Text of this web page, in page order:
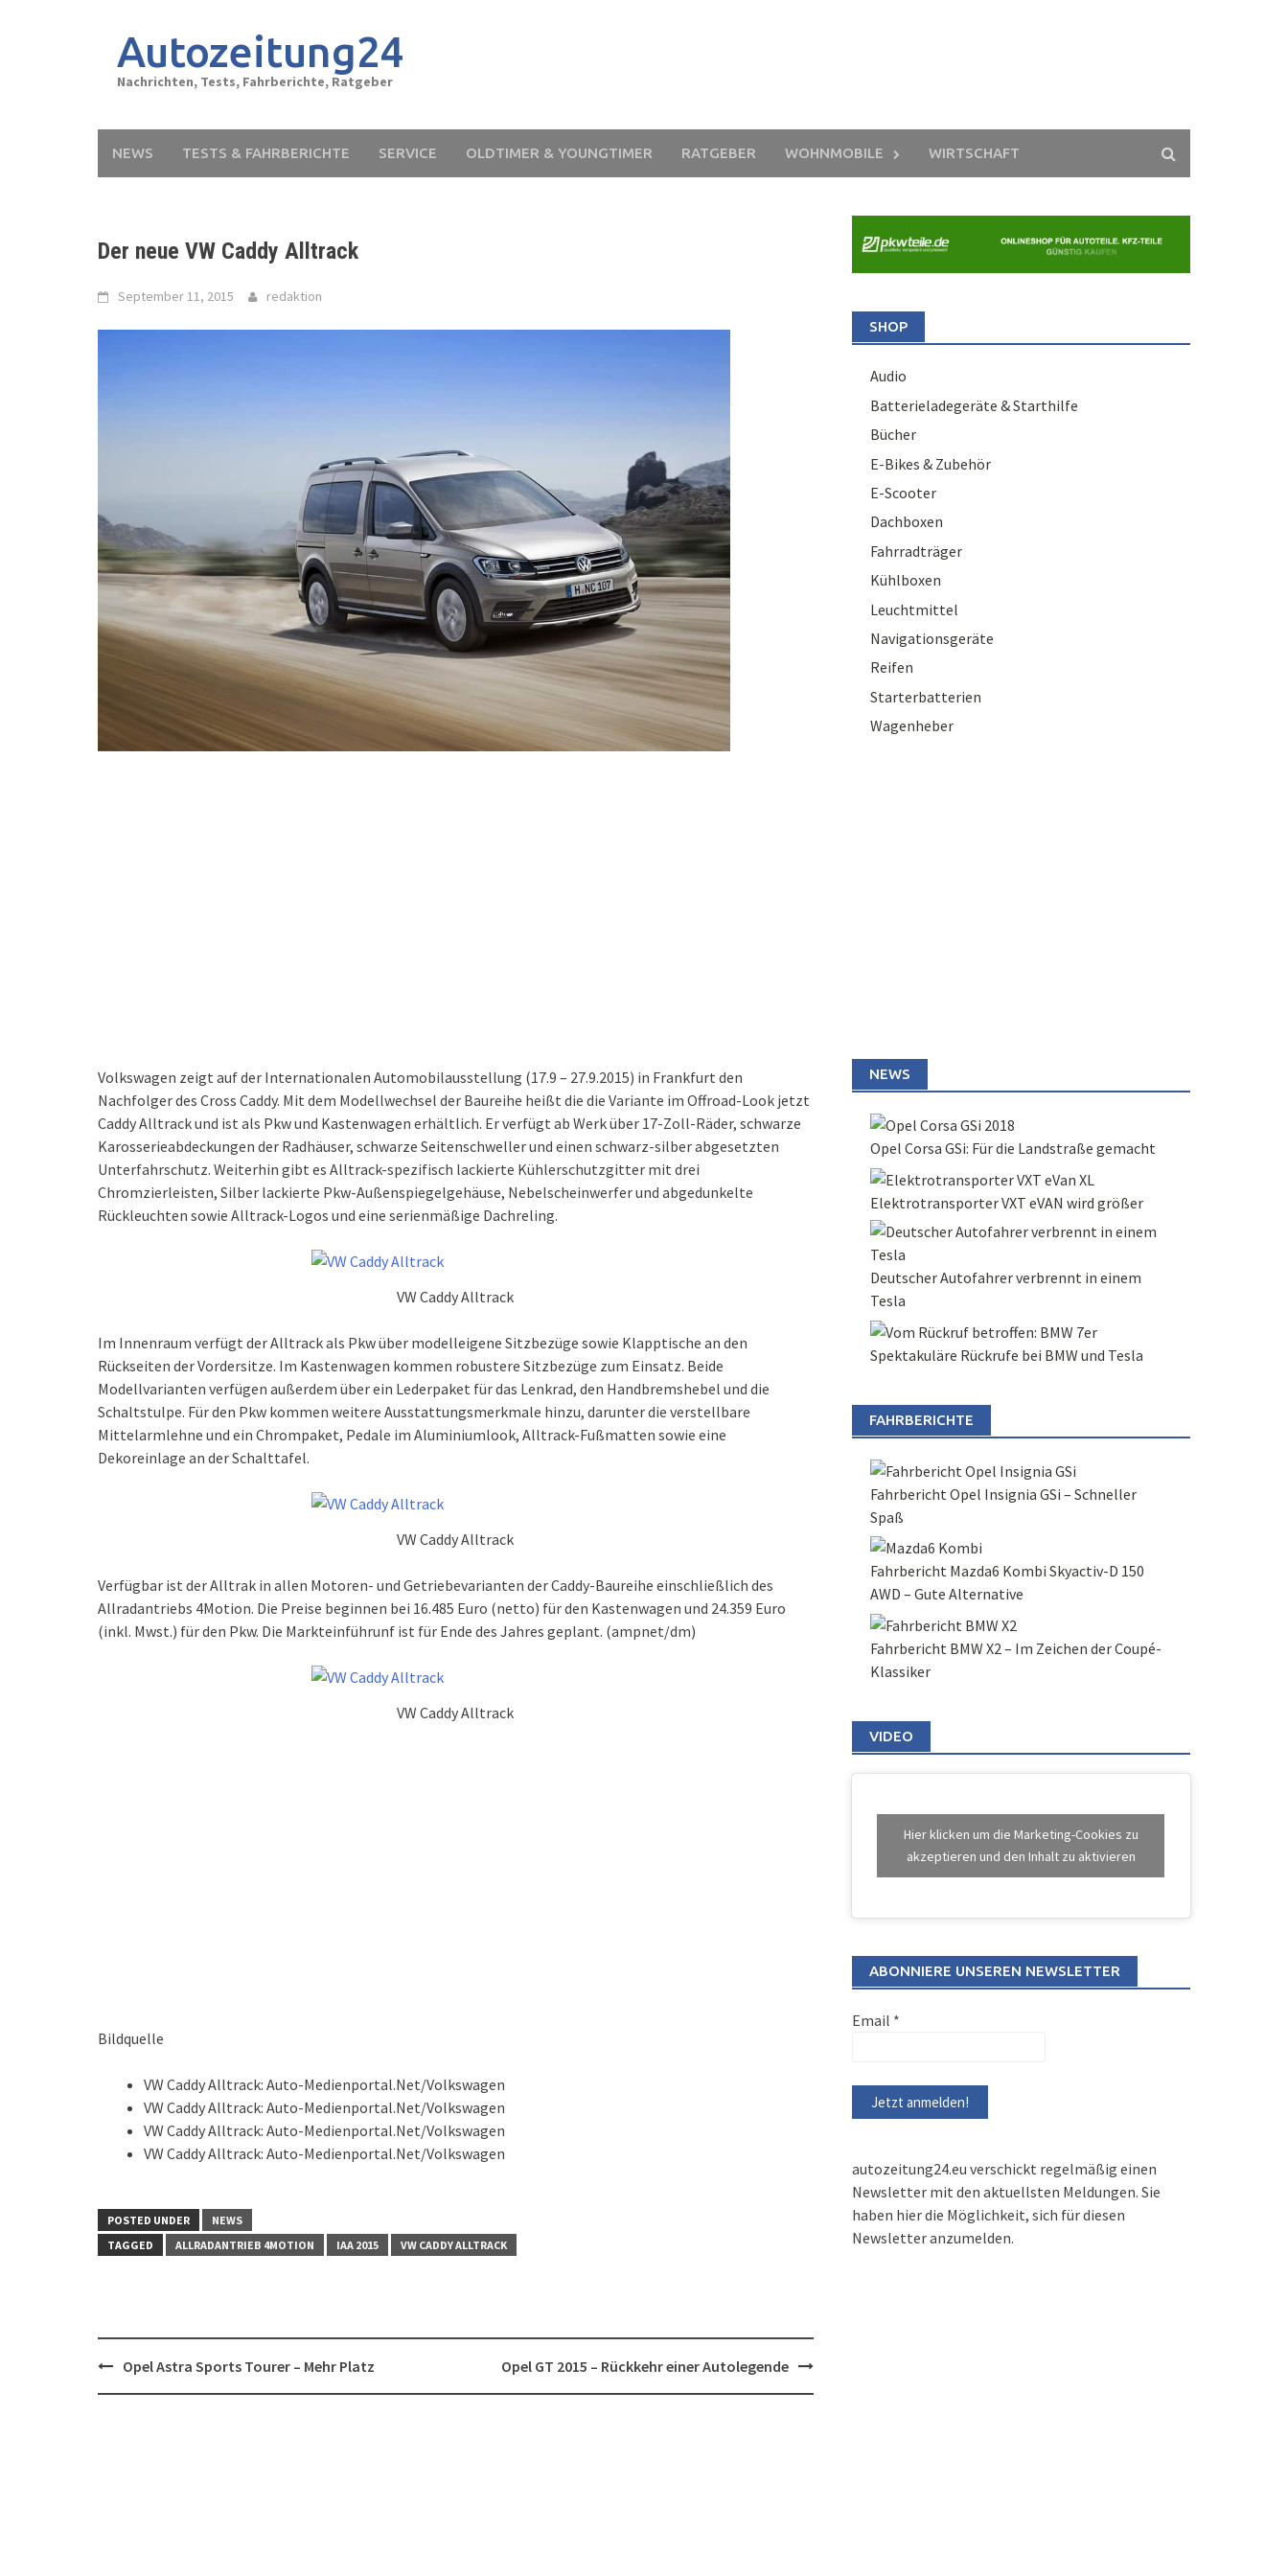
Autozeitung24
Nachrichten, Tests, Fahrberichte, Ratgeber
NEWS TESTS & FAHRBERICHTE SERVICE OLDTIMER & YOUNGTIMER RATGEBER WOHNMOBILE WIRTSCHAFT
Der neue VW Caddy Alltrack
September 11, 2015 redaktion
Volkswagen zeigt auf der Internationalen Automobilausstellung (17.9 – 27.9.2015) in Frankfurt den
Nachfolger des Cross Caddy. Mit dem Modellwechsel der Baureihe heißt die die Variante im Offroad-Look jetzt
Caddy Alltrack und ist als Pkw und Kastenwagen erhältlich. Er verfügt ab Werk über 17-Zoll-Räder, schwarze
Karosserieabdeckungen der Radhäuser, schwarze Seitenschweller und einen schwarz-silber abgesetzten
Unterfahrschutz. Weiterhin gibt es Alltrack-spezifisch lackierte Kühlerschutzgitter mit drei
Chromzierleisten, Silber lackierte Pkw-Außenspiegelgehäuse, Nebelscheinwerfer und abgedunkelte
Rückleuchten sowie Alltrack-Logos und eine serienmäßige Dachreling.
VW Caddy Alltrack
Im Innenraum verfügt der Alltrack als Pkw über modelleigene Sitzbezüge sowie Klapptische an den
Rückseiten der Vordersitze. Im Kastenwagen kommen robustere Sitzbezüge zum Einsatz. Beide
Modellvarianten verfügen außerdem über ein Lederpaket für das Lenkrad, den Handbremshebel und die
Schaltstulpe. Für den Pkw kommen weitere Ausstattungsmerkmale hinzu, darunter die verstellbare
Mittelarmlehne und ein Chrompaket, Pedale im Aluminiumlook, Alltrack-Fußmatten sowie eine
Dekoreinlage an der Schalttafel.
VW Caddy Alltrack
Verfügbar ist der Alltrak in allen Motoren- und Getriebevarianten der Caddy-Baureihe einschließlich des
Allradantriebs 4Motion. Die Preise beginnen bei 16.485 Euro (netto) für den Kastenwagen und 24.359 Euro
(inkl. Mwst.) für den Pkw. Die Markteinführunf ist für Ende des Jahres geplant. (ampnet/dm)
VW Caddy Alltrack
Bildquelle
VW Caddy Alltrack: Auto-Medienportal.Net/Volkswagen
VW Caddy Alltrack: Auto-Medienportal.Net/Volkswagen
VW Caddy Alltrack: Auto-Medienportal.Net/Volkswagen
VW Caddy Alltrack: Auto-Medienportal.Net/Volkswagen
POSTED UNDER
NEWS
TAGGED
ALLRADANTRIEB 4MOTION IAA 2015 VW CADDY ALLTRACK
Post
navigation
Opel Astra Sports Tourer – Mehr Platz Opel GT 2015 – Rückkehr einer Autolegende
SHOP
Audio
Batterieladegeräte & Starthilfe
Bücher
E-Bikes & Zubehör
E-Scooter
Dachboxen
Fahrradträger
Kühlboxen
Leuchtmittel
Navigationsgeräte
Reifen
Starterbatterien
Wagenheber
NEWS
Opel Corsa GSi: Für die Landstraße gemacht
Elektrotransporter VXT eVAN wird größer
Deutscher Autofahrer verbrennt in einem
Tesla
Spektakuläre Rückrufe bei BMW und Tesla
FAHRBERICHTE
Fahrbericht Opel Insignia GSi – Schneller
Spaß
Fahrbericht Mazda6 Kombi Skyactiv-D 150
AWD – Gute Alternative
Fahrbericht BMW X2 – Im Zeichen der Coupé-
Klassiker
VIDEO
Hier klicken um die Marketing-Cookies zu
akzeptieren und den Inhalt zu aktivieren
ABONNIERE UNSEREN NEWSLETTER
Email *
autozeitung24.eu verschickt regelmäßig einen
Newsletter mit den aktuellsten Meldungen. Sie
haben hier die Möglichkeit, sich für diesen
Newsletter anzumelden.